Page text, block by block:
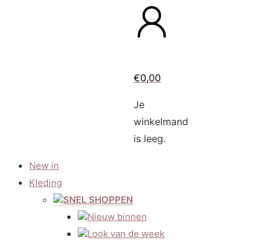
€0,00
Je
winkelmand
is leeg.
New in
Kleding
SNEL SHOPPEN
Nieuw binnen
Look van de week